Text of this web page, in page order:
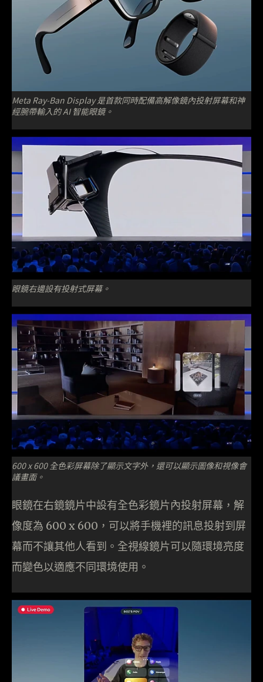
Meta Ray-Ban Display 是首款同時配備高解像鏡內投射屏幕和神
經腕帶輸入的 AI 智能眼鏡。
眼鏡右邊設有投射式屏幕。
600 x 600 全色彩屏幕除了顯示文字外，還可以顯示圖像和視像會
議畫面。
眼鏡在右鏡鏡片中設有全色彩鏡片內投射屏幕，解
像度為 600 x 600，可以將手機裡的訊息投射到屏
幕而不讓其他人看到。全視線鏡片可以隨環境亮度
而變色以適應不同環境使用。